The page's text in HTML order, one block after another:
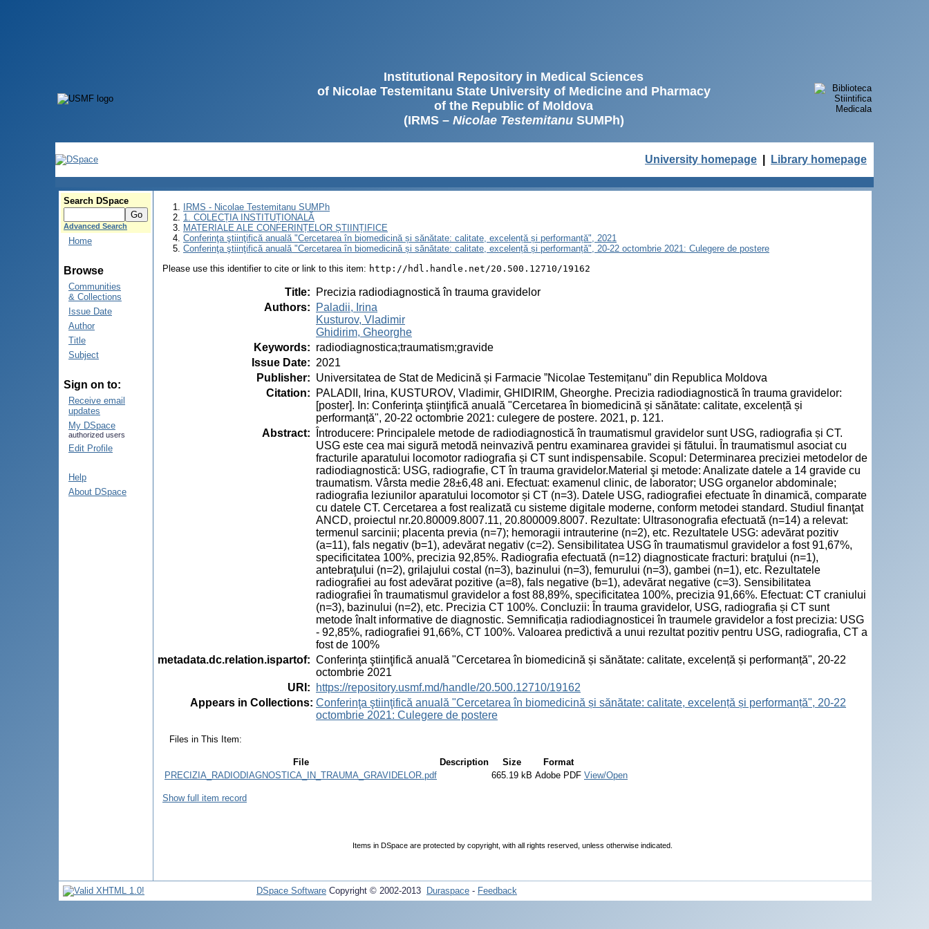
Institutional Repository in Medical Sciences
of Nicolae Testemitanu State University of Medicine and Pharmacy
of the Republic of Moldova
(IRMS – Nicolae TestemitanuSUMPh)
University homepage Library homepage
Search DSpace
Advanced Search
Home
Browse
Communities
& Collections
Issue Date
Author
Title
Subject
Sign on to:
Receive email
updates
My DSpace
authorized users
Edit Profile
Help
About DSpace
IRMS - Nicolae Testemitanu SUMPh
1. COLECȚIA INSTITUȚIONALĂ
MATERIALE ALE CONFERINȚELOR ȘTIINȚIFICE
Conferinţa ştiinţifică anuală "Cercetarea în biomedicină și sănătate: calitate, excelență și performanță", 2021
Conferinţa ştiinţifică anuală "Cercetarea în biomedicină și sănătate: calitate, excelență și performanță", 20-22 octombrie 2021: Culegere de postere
Please use this identifier to cite or link to this item: http://hdl.handle.net/20.500.12710/19162
Title:
Precizia radiodiagnostică în trauma gravidelor
Authors:
Paladii, Irina
Kusturov, Vladimir
Ghidirim, Gheorghe
Keywords: radiodiagnostica;traumatism;gravide
Issue Date: 2021
Publisher: Universitatea de Stat de Medicină și Farmacie ”Nicolae Testemițanu” din Republica Moldova
Citation:
PALADII, Irina, KUSTUROV, Vladimir, GHIDIRIM, Gheorghe. Precizia radiodiagnostică în trauma gravidelor:
[poster]. In: Conferinţa ştiinţifică anuală "Cercetarea în biomedicină și sănătate: calitate, excelență și
performanță", 20-22 octombrie 2021: culegere de postere. 2021, p. 121.
Abstract:
Întroducere: Principalele metode de radiodiagnostică în traumatismul gravidelor sunt USG, radiografia și CT.
USG este cea mai sigură metodă neinvazivă pentru examinarea gravidei și fătului. În traumatismul asociat cu
fracturile aparatului locomotor radiografia și CT sunt indispensabile. Scopul: Determinarea preciziei metodelor de
radiodiagnostică: USG, radiografie, CT în trauma gravidelor.Material şi metode: Analizate datele a 14 gravide cu
traumatism. Vârsta medie 28±6,48 ani. Efectuat: examenul clinic, de laborator; USG organelor abdominale;
radiografia leziunilor aparatului locomotor și CT (n=3). Datele USG, radiografiei efectuate în dinamică, comparate
cu datele CT. Cercetarea a fost realizată cu sisteme digitale moderne, conform metodei standard. Studiul finanţat
ANCD, proiectul nr.20.80009.8007.11, 20.800009.8007. Rezultate: Ultrasonografia efectuată (n=14) a relevat:
termenul sarcinii; placenta previa (n=7); hemoragii intrauterine (n=2), etc. Rezultatele USG: adevărat pozitiv
(a=11), fals negativ (b=1), adevărat negativ (c=2). Sensibilitatea USG în traumatismul gravidelor a fost 91,67%,
specificitatea 100%, precizia 92,85%. Radiografia efectuată (n=12) diagnosticate fracturi: braţului (n=1),
antebraţului (n=2), grilajului costal (n=3), bazinului (n=3), femurului (n=3), gambei (n=1), etc. Rezultatele
radiografiei au fost adevărat pozitive (a=8), fals negative (b=1), adevărat negative (c=3). Sensibilitatea
radiografiei în traumatismul gravidelor a fost 88,89%, specificitatea 100%, precizia 91,66%. Efectuat: CT craniului
(n=3), bazinului (n=2), etc. Precizia CT 100%. Concluzii: În trauma gravidelor, USG, radiografia și CT sunt
metode înalt informative de diagnostic. Semnificația radiodiagnosticei în traumele gravidelor a fost precizia: USG
- 92,85%, radiografiei 91,66%, CT 100%. Valoarea predictivă a unui rezultat pozitiv pentru USG, radiografia, CT a
fost de 100%
metadata.dc.relation.ispartof: Conferinţa ştiinţifică anuală "Cercetarea în biomedicină și sănătate: calitate, excelență și performanță", 20-22
octombrie 2021
URI :
https://repository.usmf.md/handle/20.500.12710/19162
Appears in Collections: Conferinţa ştiinţifică anuală "Cercetarea în biomedicină și sănătate: calitate, excelență și performanță", 20-22
octombrie 2021: Culegere de postere
Files in This Item:
File Description Size
Format
PRECIZIA_RADIODIAGNOSTICA_IN_TRAUMA_GRAVIDELOR.pdf
665.19 kB Adobe PDF View/Open
Show full item record
Items in DSpace are protected by copyright, with all rights reserved, unless otherwise indicated.
DSpace Software Copyright © 2002-2013 Duraspace - Feedback